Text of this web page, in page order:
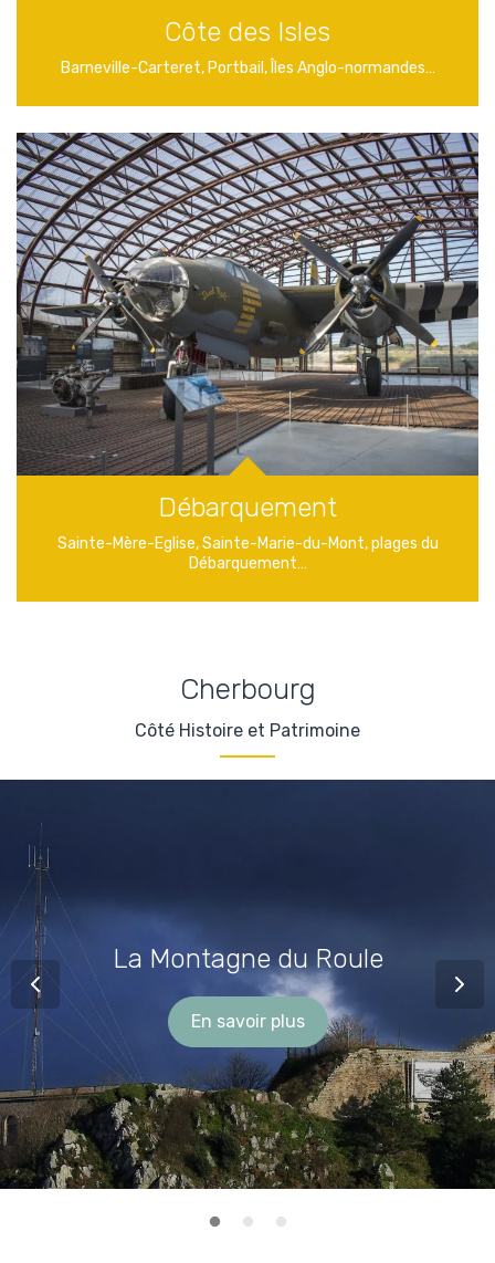
Côte des Isles
Barneville-Carteret, Portbail, Îles Anglo-normandes…
Débarquement
Sainte-Mère-Eglise, Sainte-Marie-du-Mont, plages du
Débarquement…
Cherbourg
Côté Histoire et Patrimoine
La Montagne du Roule
En savoir plus